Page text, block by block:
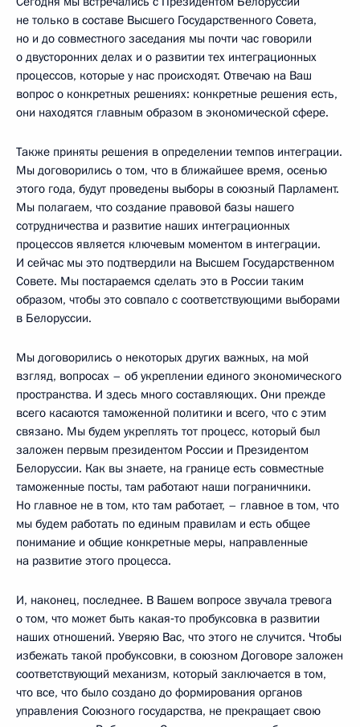
не только в составе Высшего Государственного Совета,
но и до совместного заседания мы почти час говорили
о двусторонних делах и о развитии тех интеграционных
процессов, которые у нас происходят. Отвечаю на Ваш
вопрос о конкретных решениях: конкретные решения есть,
они находятся главным образом в экономической сфере.
Также приняты решения в определении темпов интеграции.
Мы договорились о том, что в ближайшее время, осенью
этого года, будут проведены выборы в союзный Парламент.
Мы полагаем, что создание правовой базы нашего
сотрудничества и развитие наших интеграционных
процессов является ключевым моментом в интеграции.
И сейчас мы это подтвердили на Высшем Государственном
Совете. Мы постараемся сделать это в России таким
образом, чтобы это совпало с соответствующими выборами
в Белоруссии.
Мы договорились о некоторых других важных, на мой
взгляд, вопросах – об укреплении единого экономического
пространства. И здесь много составляющих. Они прежде
всего касаются таможенной политики и всего, что с этим
связано. Мы будем укреплять тот процесс, который был
заложен первым президентом России и Президентом
Белоруссии. Как вы знаете, на границе есть совместные
таможенные посты, там работают наши пограничники.
Но главное не в том, кто там работает, – главное в том, что
мы будем работать по единым правилам и есть общее
понимание и общие конкретные меры, направленные
на развитие этого процесса.
И, наконец, последнее. В Вашем вопросе звучала тревога
о том, что может быть какая‑то пробуксовка в развитии
наших отношений. Уверяю Вас, что этого не случится. Чтобы
избежать такой пробуксовки, в союзном Договоре заложен
соответствующий механизм, который заключается в том,
что все, что было создано до формирования органов
управления Союзного государства, не прекращает свою